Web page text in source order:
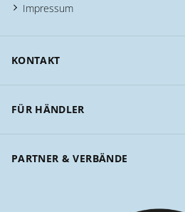
Impressum
KONTAKT
FÜR HÄNDLER
PARTNER & VERBÄNDE